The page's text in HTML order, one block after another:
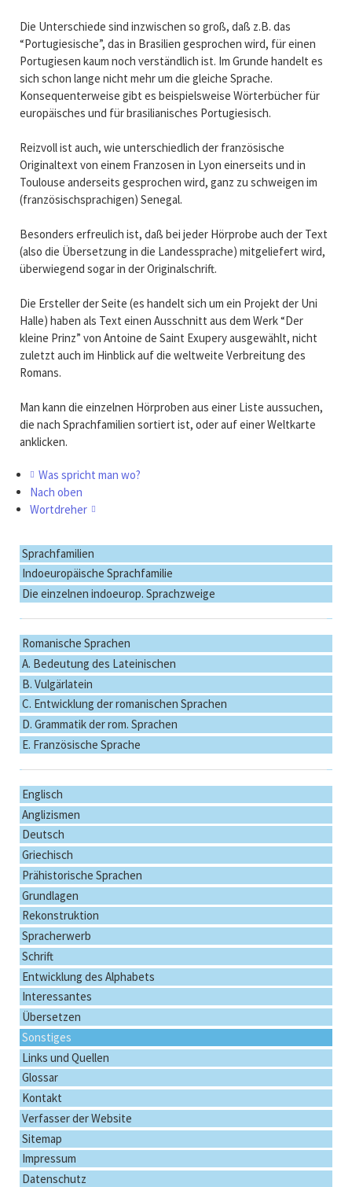
Die Unterschiede sind inzwischen so groß, daß z.B. das
“Portugiesische”, das in Brasilien gesprochen wird, für einen
Portugiesen kaum noch verständlich ist. Im Grunde handelt es
sich schon lange nicht mehr um die gleiche Sprache.
Konsequenterweise gibt es beispielsweise Wörterbücher für
europäisches und für brasilianisches Portugiesisch.
Reizvoll ist auch, wie unterschiedlich der französische
Originaltext von einem Franzosen in Lyon einerseits und in
Toulouse anderseits gesprochen wird, ganz zu schweigen im
(französischsprachigen) Senegal.
Besonders erfreulich ist, daß bei jeder Hörprobe auch der Text
(also die Übersetzung in die Landessprache) mitgeliefert wird,
überwiegend sogar in der Originalschrift.
Die Ersteller der Seite (es handelt sich um ein Projekt der Uni
Halle) haben als Text einen Ausschnitt aus dem Werk “Der
kleine Prinz” von Antoine de Saint Exupery ausgewählt, nicht
zuletzt auch im Hinblick auf die weltweite Verbreitung des
Romans.
Man kann die einzelnen Hörproben aus einer Liste aussuchen,
die nach Sprachfamilien sortiert ist, oder auf einer Weltkarte
anklicken.
Was spricht man wo?
Nach oben
Wortdreher
Navigation
überspringen
Sprachfamilien
Indoeuropäische Sprachfamilie
Die einzelnen indoeurop. Sprachzweige
Romanische Sprachen
A. Bedeutung des Lateinischen
B. Vulgärlatein
C. Entwicklung der romanischen Sprachen
D. Grammatik der rom. Sprachen
E. Französische Sprache
Englisch
Anglizismen
Deutsch
Griechisch
Prähistorische Sprachen
Grundlagen
Rekonstruktion
Spracherwerb
Schrift
Entwicklung des Alphabets
Interessantes
Übersetzen
Sonstiges
Links und Quellen
Glossar
Kontakt
Verfasser der Website
Sitemap
Impressum
Datenschutz